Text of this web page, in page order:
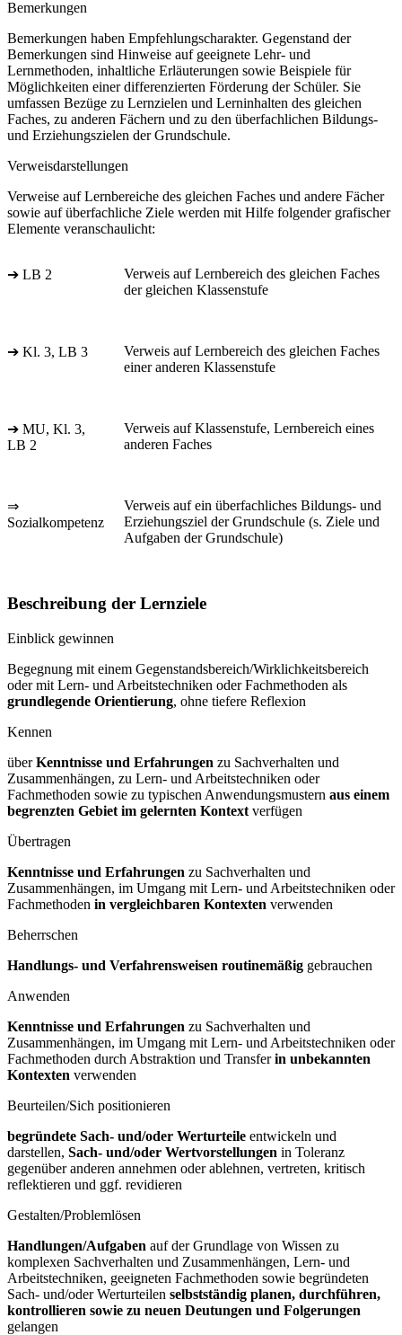
Bemerkungen
Bemerkungen haben Empfehlungscharakter. Gegenstand der
Bemerkungen sind Hinweise auf geeignete Lehr- und
Lernmethoden, inhaltliche Erläuterungen sowie Beispiele für
Möglichkeiten einer differenzierten Förderung der Schüler. Sie
umfassen Bezüge zu Lernzielen und Lerninhalten des gleichen
Faches, zu anderen Fächern und zu den überfachlichen Bildungs-
und Erziehungszielen der Grundschule.
Verweisdarstellungen
Verweise auf Lernbereiche des gleichen Faches und andere Fächer
sowie auf überfachliche Ziele werden mit Hilfe folgender grafischer
Elemente veranschaulicht:
➔ LB 2
Verweis auf Lernbereich des gleichen Faches
der gleichen Klassenstufe
➔ Kl. 3, LB 3
Verweis auf Lernbereich des gleichen Faches
einer anderen Klassenstufe
➔ MU, Kl. 3,
LB 2
Verweis auf Klassenstufe, Lernbereich eines
anderen Faches
⇒
Sozialkompetenz
Verweis auf ein überfachliches Bildungs- und
Erziehungsziel der Grundschule (s. Ziele und
Aufgaben der Grundschule)
Beschreibung der Lernziele
Einblick gewinnen
Begegnung mit einem Gegenstandsbereich/Wirklichkeitsbereich
oder mit Lern- und Arbeitstechniken oder Fachmethoden als
grundlegende Orientierung, ohne tiefere Reflexion
Kennen
überKenntnisse und Erfahrungen zu Sachverhalten und
Zusammenhängen, zu Lern- und Arbeitstechniken oder
Fachmethoden sowie zu typischen Anwendungsmustern aus einem
begrenzten Gebiet im gelernten Kontext verfügen
Übertragen
Kenntnisse und Erfahrungen zu Sachverhalten und
Zusammenhängen, im Umgang mit Lern- und Arbeitstechniken oder
Fachmethoden in vergleichbaren Kontexten verwenden
Beherrschen
Handlungs- und Verfahrensweisen routinemäßig gebrauchen
Anwenden
Kenntnisse und Erfahrungen zu Sachverhalten und
Zusammenhängen, im Umgang mit Lern- und Arbeitstechniken oder
Fachmethoden durch Abstraktion und Transferin unbekannten
Kontexten verwenden
Beurteilen/Sich positionieren
begründete Sach- und/oder Werturteile entwickeln und
darstellen, Sach- und/oder Wertvorstellungen in Toleranz
gegenüber anderen annehmen oder ablehnen, vertreten, kritisch
reflektieren und ggf. revidieren
Gestalten/Problemlösen
Handlungen/Aufgaben auf der Grundlage von Wissen zu
komplexen Sachverhalten und Zusammenhängen, Lern- und
Arbeitstechniken, geeigneten Fachmethoden sowie begründeten
Sach- und/oder Werturteilen selbstständig planen, durchführen,
kontrollieren sowie zu neuen Deutungen und Folgerungen
gelangen